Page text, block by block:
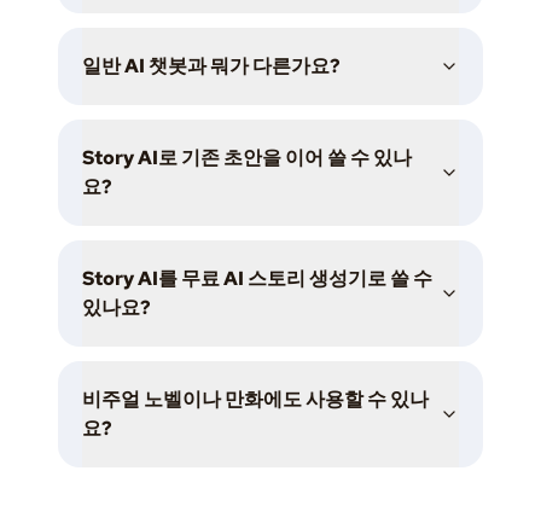
일반 AI 챗봇과 뭐가 다른가요?
Story AI로 기존 초안을 이어 쓸 수 있나
요?
Story AI를 무료 AI 스토리 생성기로 쓸 수
있나요?
비주얼 노벨이나 만화에도 사용할 수 있나
요?